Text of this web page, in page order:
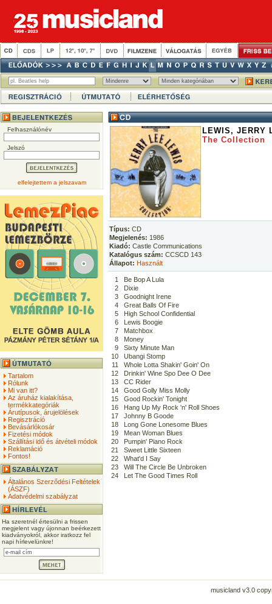
Felhasználónév
Jelszó
elfelejtettem a jelszavam
Tartalom
Rólunk
Mi van itt?
Az áruház kialakítása,
termékkategóriák
Árutípusok, árujelölések
Regisztráció
Bevásárlókosár
Fizetési módok
Szállítási idő és átvételi módok
Reklamáció
Fontos!
Általános Szerződési Feltételek
(ÁSZF)
Adatvédelmi szabályzat
Ha szeretnél értesülni a frissen
megjelent vagy újonnan beérkezett
kiadványokról, akkor iratkozz fel
napi hírlevelünkre!
LEWIS, JERRY
The Collection
Típus: CD
Megjelenés: 1986
Kiadó: Castle Communications
Katalógus szám: CCSCD 143
Állapot: Használt
1
Be Bop A Lula
2
Dixie
3
Goodnight Irene
4
Great Balls Of Fire
5
High School Confidential
6
Lewis Boogie
7
Matchbox
8
Money
9
Sixty Minute Man
10
Ubangi Stomp
11
Whole Lotta Shakin' Goin' On
12
Drinkin' Wine Spo Dee O Dee
13
CC Rider
14
Good Golly Miss Molly
15
Good Rockin' Tonight
16
Hang Up My Rock 'n' Roll Shoes
17
Johnny B Goode
18
Long Gone Lonesome Blues
19
Mean Woman Blues
20
Pumpin' Piano Rock
21
Sweet Little Sixteen
22
What'd I Say
23
Will The Circle Be Unbroken
24
Let The Good Times Roll
musicland v3.0